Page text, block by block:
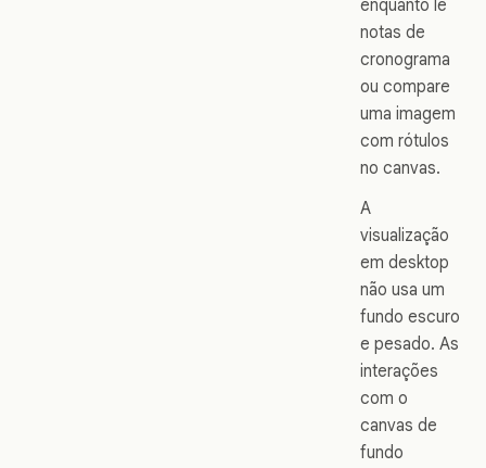
enquanto lê
notas de
cronograma
ou compare
uma imagem
com rótulos
no canvas.
A
visualização
em desktop
não usa um
fundo escuro
e pesado. As
interações
com o
canvas de
fundo